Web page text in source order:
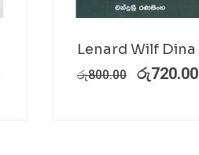
Lenard Wilf Dina
රු800.00 රු720.00